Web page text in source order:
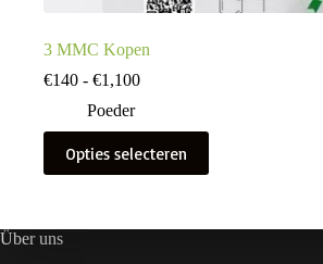
3 MMC Kopen
€140 - €1,100Prijsklasse:
€1,100
Poeder
Opties selecteren
Dit
product
heeft
Deze
Über uns